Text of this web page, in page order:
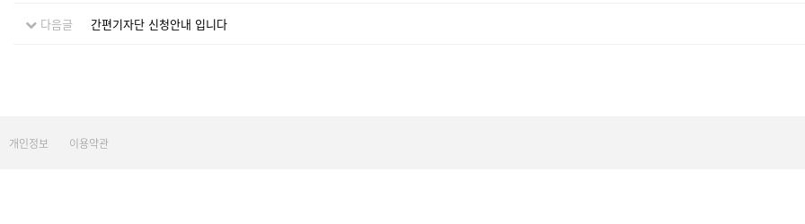
다음글 간편기자단 신청안내 입니다
개인정보 이용약관